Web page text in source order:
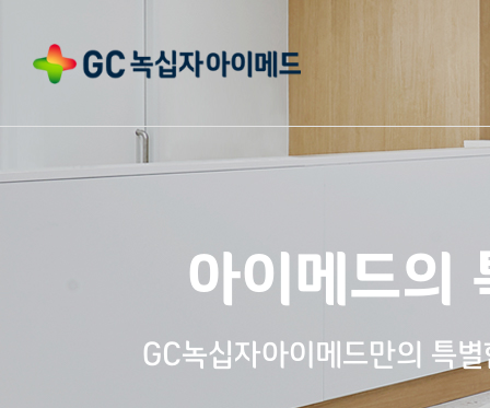
아이메드의
GC녹십자아이메드만의 특